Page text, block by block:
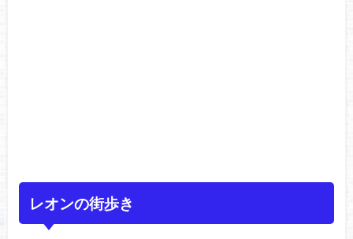
レオンの街歩き